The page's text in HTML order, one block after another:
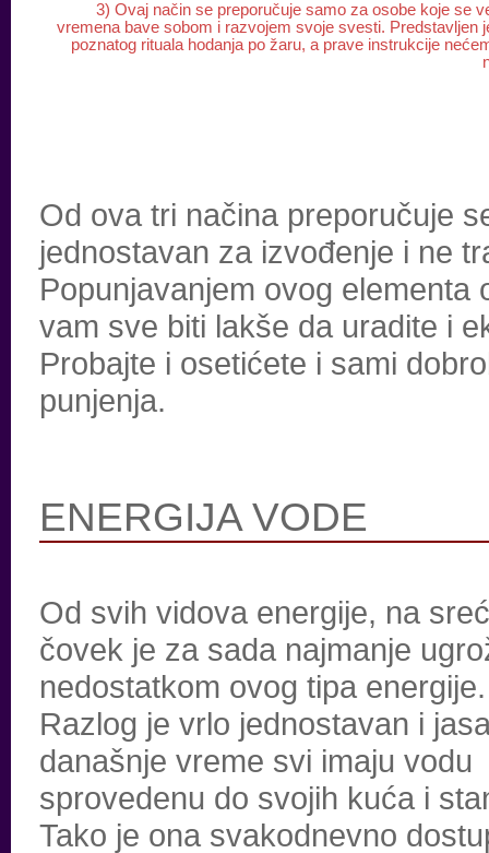
3) Ovaj način se preporučuje samo za osobe koje se
vremena bave sobom i razvojem svoje svesti. Predstavljen
poznatog rituala hodanja po žaru, a prave instrukcije
Od ova tri načina preporučuje
jednostavan za izvođenje i ne
Popunjavanjem ovog
vam sve biti lakše da uradite i
Probajte i osetićete i sami
punjenja.
ENERGIJA VODE
Od svih vidova energije, na
čovek je za sada najmanje
nedostatkom ovog tipa energije.
Razlog je vrlo jednostavan i
današnje vreme svi imaju vodu
sprovedenu do svojih kuća i
Tako je ona svakodnevno